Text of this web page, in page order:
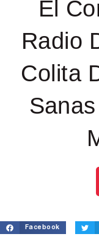
El
Radio
Colita
Facebook